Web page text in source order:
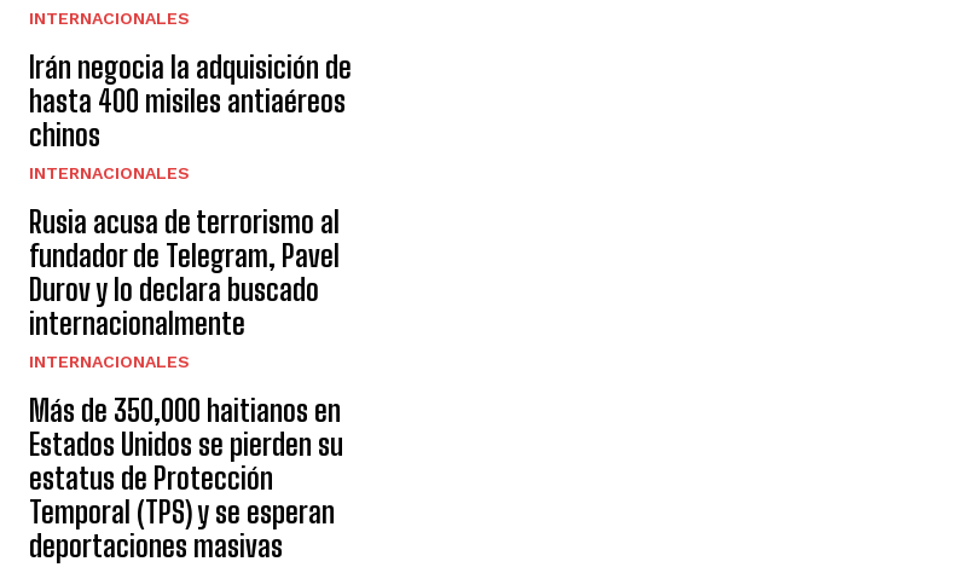
INTERNACIONALES
Irán negocia la adquisición de
hasta 400 misiles antiaéreos
chinos
INTERNACIONALES
Rusia acusa de terrorismo al
fundador de Telegram, Pavel
Durov y lo declara buscado
internacionalmente
INTERNACIONALES
Más de 350,000 haitianos en
Estados Unidos se pierden su
estatus de Protección
Temporal (TPS) y se esperan
deportaciones masivas